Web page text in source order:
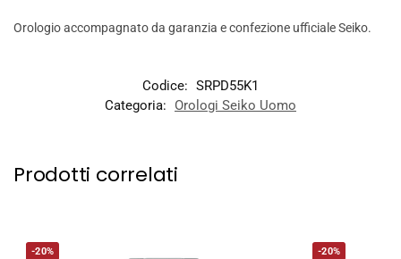
Orologio accompagnato da garanzia e confezione ufficiale Seiko.
Codice: SRPD55K1
Categoria:
Orologi Seiko Uomo
Prodotti correlati
-20% -20%